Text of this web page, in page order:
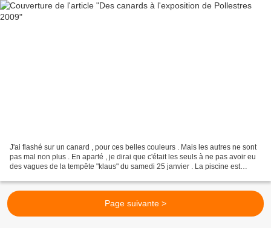
J'ai flashé sur un canard , pour ces belles couleurs . Mais les autres ne sont
pas mal non plus . En aparté , je dirai que c'était les seuls à ne pas avoir eu
des vagues de la tempête "klaus" du samedi 25 janvier . La piscine est
Page suivante >